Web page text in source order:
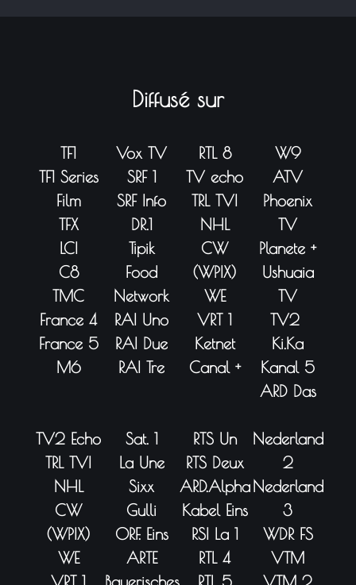
Diffusé sur
TF1
TF1 Series
Film
TFX
LCI
C8
TMC
France 4
France 5
M6
Vox TV
SRF 1
SRF Info
DR.1
Tipik
Food
Network
RAI Uno
RAI Due
RAI Tre
RTL 8
TV echo
TRL TVI
NHL
CW
(WPIX)
WE
VRT 1
Ketnet
Canal +
W9
ATV
Phoenix
TV
Planete +
Ushuaia
TV
TV2
Ki.Ka
Kanal 5
ARD Das
TV2 Echo
TRL TVI
NHL
CW
(WPIX)
WE
Sat. 1
La Une
Sixx
Gulli
ORF. Eins
ARTE
RTS Un
RTS Deux
ARD.Alpha
Kabel Eins
RSI La 1
RTL 4
Nederland
2
Nederland
3
WDR FS
VTM